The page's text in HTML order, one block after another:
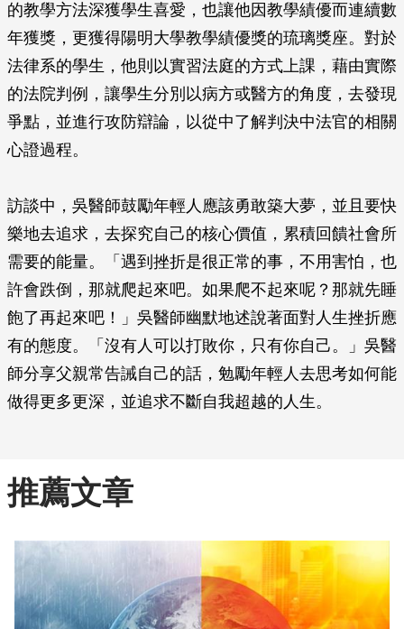
的教學方法深獲學生喜愛，也讓他因教學績優而連續數
年獲獎，更獲得陽明大學教學績優獎的琉璃獎座。對於
法律系的學生，他則以實習法庭的方式上課，藉由實際
的法院判例，讓學生分別以病方或醫方的角度，去發現
爭點，並進行攻防辯論，以從中了解判決中法官的相關
心證過程。
訪談中，吳醫師鼓勵年輕人應該勇敢築大夢，並且要快
樂地去追求，去探究自己的核心價值，累積回饋社會所
需要的能量。「遇到挫折是很正常的事，不用害怕，也
許會跌倒，那就爬起來吧。如果爬不起來呢？那就先睡
飽了再起來吧！」吳醫師幽默地述說著面對人生挫折應
有的態度。「沒有人可以打敗你，只有你自己。」吳醫
師分享父親常告誡自己的話，勉勵年輕人去思考如何能
做得更多更深，並追求不斷自我超越的人生。
推薦文章